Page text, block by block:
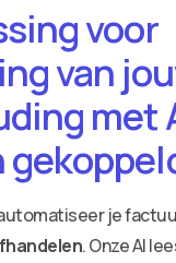
voor
van
met
je
. Onze AI